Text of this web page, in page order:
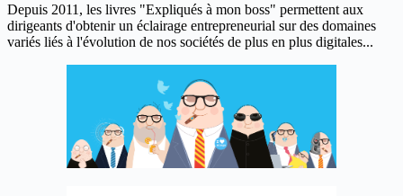
Depuis 2011, les livres "Expliqués à mon boss" permettent aux
dirigeants d'obtenir un éclairage entrepreneurial sur des domaines
variés liés à l'évolution de nos sociétés de plus en plus digitales...